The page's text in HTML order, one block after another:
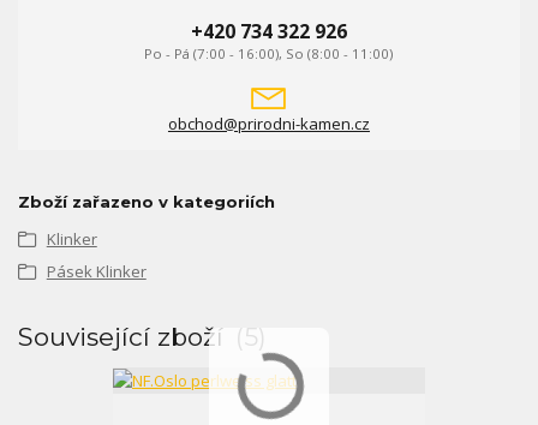
+420 734 322 926
Po - Pá (7:00 - 16:00), So (8:00 - 11:00)
obchod@prirodni-kamen.cz
Zboží zařazeno v kategoriích
Klinker
Pásek Klinker
Související zboží 5